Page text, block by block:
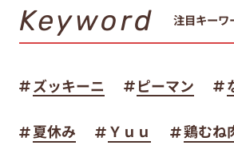
Keyword 注目キーワ
ズッキーニ ピーマン
夏休み Ｙｕｕ 鶏むね